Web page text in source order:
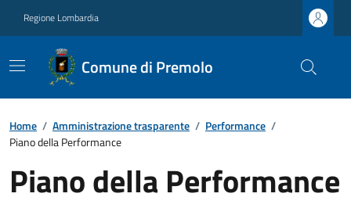
Regione Lombardia
Comune di Premolo
Home / Amministrazione trasparente / Performance /
Piano della Performance
Piano della Performance